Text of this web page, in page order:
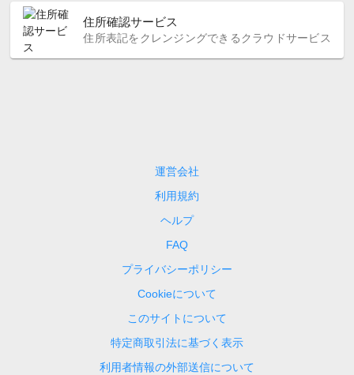
住所確認サービス
住所表記をクレンジングできるクラウドサービス
運営会社
利用規約
ヘルプ
FAQ
プライバシーポリシー
Cookieについて
このサイトについて
特定商取引法に基づく表示
利用者情報の外部送信について